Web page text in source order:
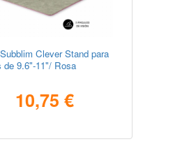
Clever Stand para
de 9.6"-11"/ Rosa
10,75 €